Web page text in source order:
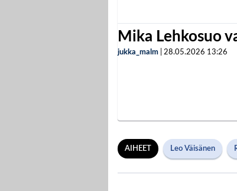
Mika Lehkosuo
jukka_malm 28.05.2026 13:26
AIHEET Leo Väisänen